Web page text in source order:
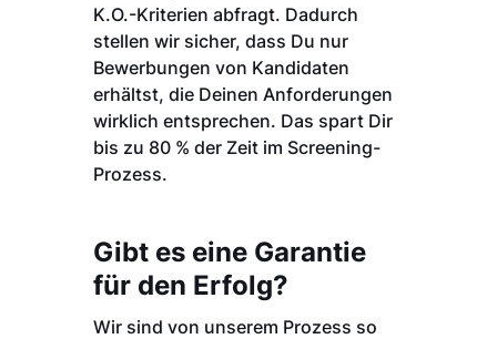
K.O.-Kriterien abfragt. Dadurch
stellen wir sicher, dass Du nur
Bewerbungen von Kandidaten
erhältst, die Deinen Anforderungen
wirklich entsprechen. Das spart Dir
bis zu 80 % der Zeit im Screening-
Prozess.
Gibt es eine Garantie
für den Erfolg?
Wir sind von unserem Prozess so